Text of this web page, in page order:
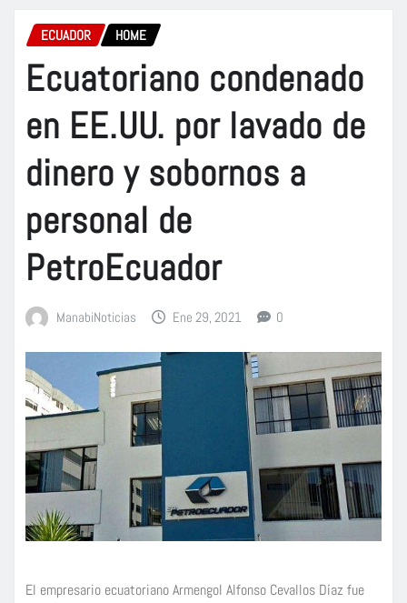
ECUADOR HOME
Ecuatoriano condenado
en EE.UU. por lavado de
dinero y sobornos a
personal de
PetroEcuador
ManabiNoticias Ene 29, 2021 0
El empresario ecuatoriano Armengol Alfonso Cevallos Díaz fue